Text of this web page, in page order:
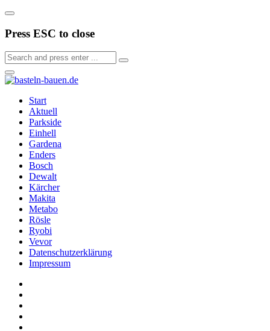
Press ESC to close
Start
Aktuell
Parkside
Einhell
Gardena
Enders
Bosch
Dewalt
Kärcher
Makita
Metabo
Rösle
Ryobi
Vevor
Datenschutzerklärung
Impressum